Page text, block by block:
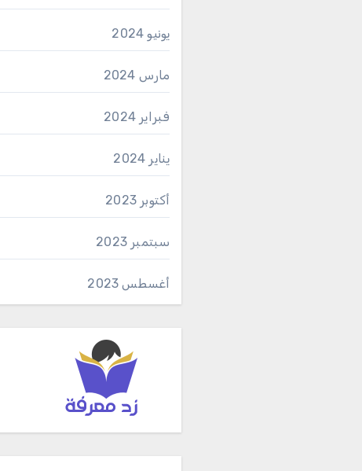
يونيو 2024
مارس 2024
فبراير 2024
يناير 2024
أكتوبر 2023
سبتمبر 2023
أغسطس 2023